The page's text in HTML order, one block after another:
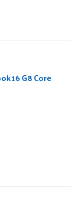
16 G8 Core